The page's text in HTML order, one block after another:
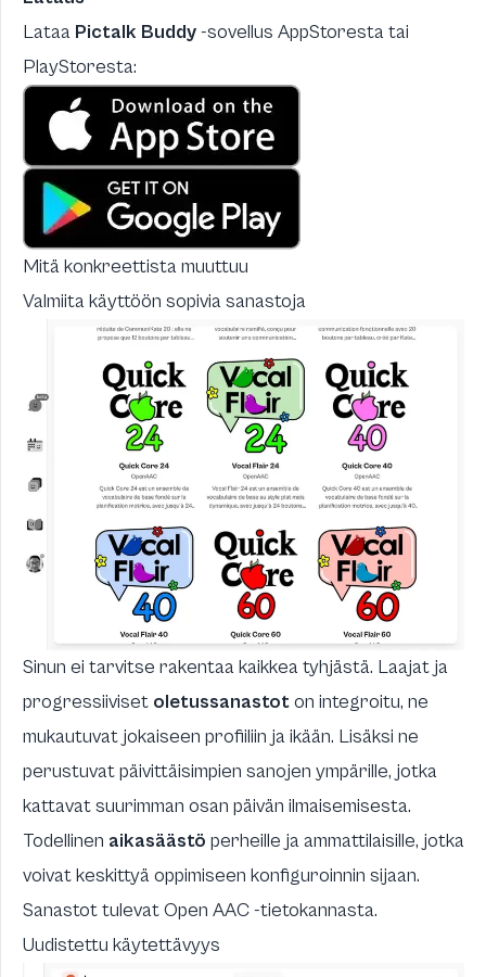
Lataa Pictalk Buddy-sovellus AppStoresta tai
PlayStoresta:
Mitä konkreettista muuttuu
Valmiita käyttöön sopivia sanastoja
Sinun ei tarvitse rakentaa kaikkea tyhjästä. Laajat ja
progressiiviset oletussanastoton integroitu, ne
mukautuvat jokaiseen profiiliin ja ikään. Lisäksi ne
perustuvat päivittäisimpien sanojen ympärille, jotka
kattavat suurimman osan päivän ilmaisemisesta.
Todellinen aikasäästö perheille ja ammattilaisille, jotka
voivat keskittyä oppimiseen konfiguroinnin sijaan.
Sanastot tulevatOpen AAC-tietokannasta.
Uudistettu käytettävyys